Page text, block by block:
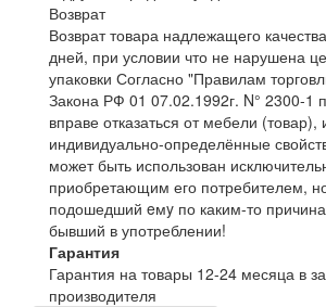
Возврат
Возврат товара надлежащего
дней, при условии что не нарушена
упаковки Согласно "Правилам
Закона РФ 01 07.02.1992г. N° 2300-1
вправе отказаться от мебели
индивидуально-определённые
может быть использован
приобретающим его потребителем,
подошедший eмy по каким-то
бывший в употреблении!
Гарантия
Гарантия на товары 12-24 месяца в
производителя